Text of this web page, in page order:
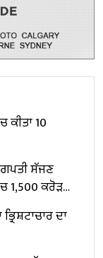
ਕੀਤਾ 10
ਸੱਜਣ
₹1,500 ਕਰੋੜ
ਦਾ